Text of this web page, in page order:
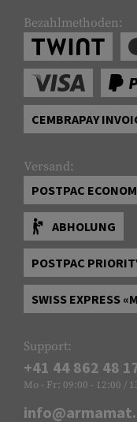
Bezahlmethoden:
CEMBRAPAY
Versand:
POSTPAC
ABHOLUNG
POSTPAC
SWISS EXPRESS
Support:
+41 44 862 48
Mo - Fr: 09:00 - 12:00 /